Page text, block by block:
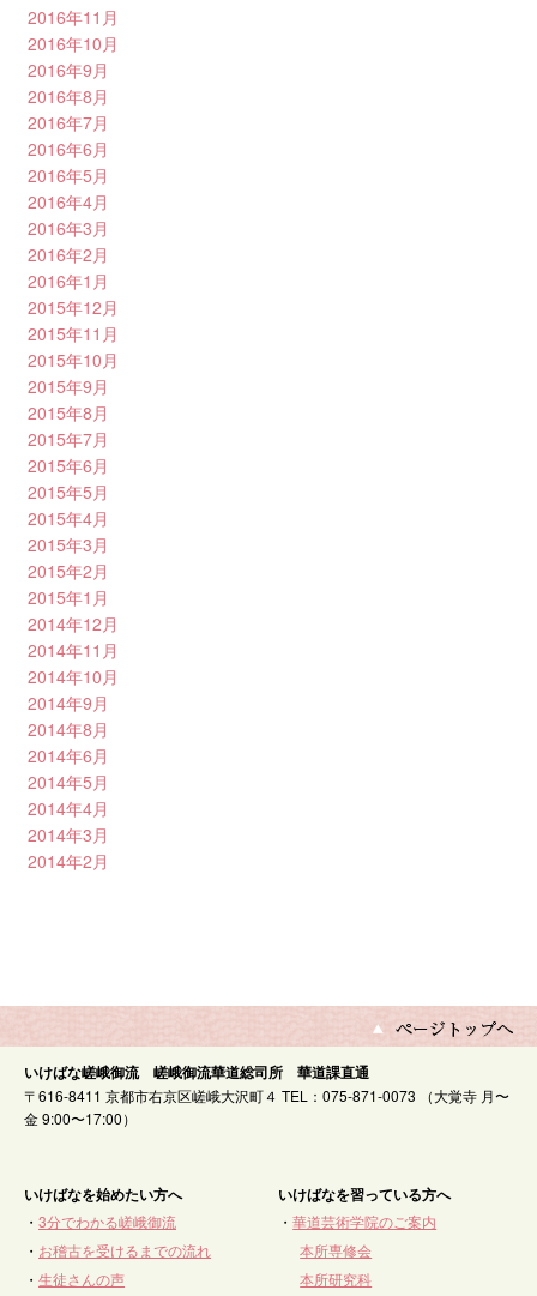
2016年11月
2016年10月
2016年9月
2016年8月
2016年7月
2016年6月
2016年5月
2016年4月
2016年3月
2016年2月
2016年1月
2015年12月
2015年11月
2015年10月
2015年9月
2015年8月
2015年7月
2015年6月
2015年5月
2015年4月
2015年3月
2015年2月
2015年1月
2014年12月
2014年11月
2014年10月
2014年9月
2014年8月
2014年6月
2014年5月
2014年4月
2014年3月
2014年2月
いけばな嵯峨御流 嵯峨御流華道総司所 華道課直通
〒616-8411 京都市右京区嵯峨大沢町４ TEL：075-871-0073 （大覚寺 月〜
金 9:00〜17:00）
いけばなを始めたい方へ
・ 3分でわかる嵯峨御流
・ お稽古を受けるまでの流れ
・ 生徒さんの声
いけばなを習っている方へ
・華道芸術学院のご案内
本所専修会
本所研究科